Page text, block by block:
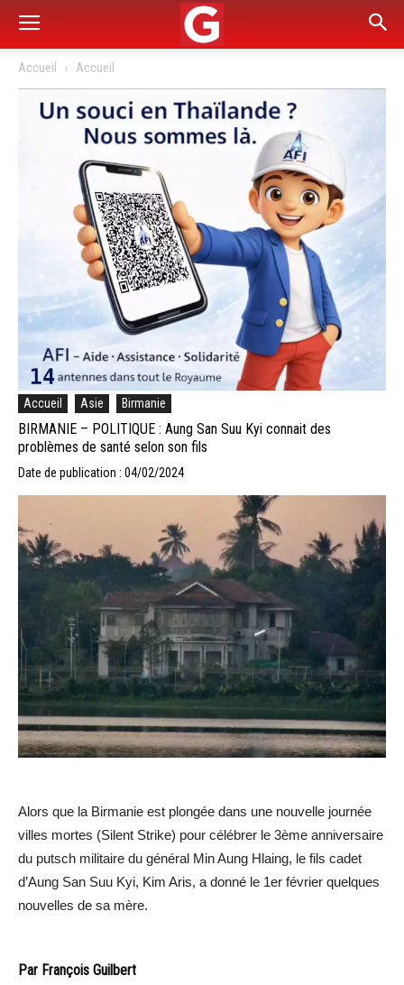
Accueil Accueil
Accueil Asie Birmanie
BIRMANIE – POLITIQUE : Aung San Suu Kyi connait des
problèmes de santé selon son fils
Date de publication : 04/02/2024
Alors que la Birmanie est plongée dans une nouvelle journée
villes mortes (Silent Strike) pour célébrer le 3ème anniversaire
du putsch militaire du général Min Aung Hlaing, le fils cadet
d’Aung San Suu Kyi, Kim Aris, a donné le 1er février quelques
nouvelles de sa mère.
Par François Guilbert